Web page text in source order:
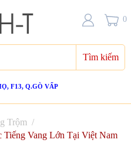
Tìm kiếm
F13, Q.GÒ VẤP
0
Trộm /
Tiếng Vang Lớn Tại Việt Nam